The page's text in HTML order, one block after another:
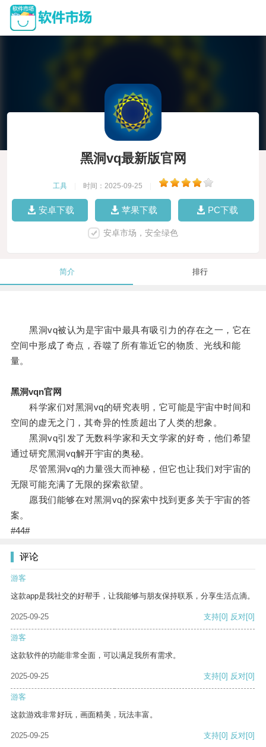
黑洞vq最新版官网
工具 时间：2025-09-25
安卓下载 苹果下载 PC下载
安卓市场，安全绿色
简介 排行
黑洞vq被认为是宇宙中最具有吸引力的存在之一，它在
空间中形成了奇点，吞噬了所有靠近它的物质、光线和能
量。
黑洞vqn官网
科学家们对黑洞vq的研究表明，它可能是宇宙中时间和
空间的虚无之门，其奇异的性质超出了人类的想象。
黑洞vq引发了无数科学家和天文学家的好奇，他们希望
通过研究黑洞vq解开宇宙的奥秘。
尽管黑洞vq的力量强大而神秘，但它也让我们对宇宙的
无限可能充满了无限的探索欲望。
愿我们能够在对黑洞vq的探索中找到更多关于宇宙的答
案。
#44#
评论
游客
这款app是我社交的好帮手，让我能够与朋友保持联系，分享生活点滴。
2025-09-25 支持[0] 反对[0]
游客
这款软件的功能非常全面，可以满足我所有需求。
2025-09-25 支持[0] 反对[0]
游客
这款游戏非常好玩，画面精美，玩法丰富。
2025-09-25 支持[0] 反对[0]